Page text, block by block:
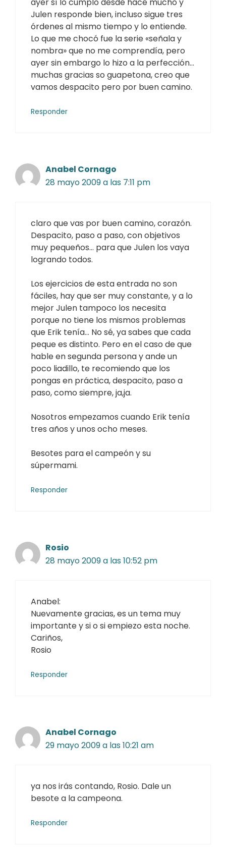
Julen responde bien, incluso sigue tres
órdenes al mismo tiempo y lo entiende.
Lo que me chocó fue la serie «señala y
nombra» que no me comprendía, pero
ayer sin embargo lo hizo a la perfección…
muchas gracias so guapetona, creo que
vamos despacito pero por buen camino.
Responder
Anabel Cornago
28 mayo 2009 a las 7:11 pm
claro que vas por buen camino, corazón.
Despacito, paso a paso, con objetivos
muy pequeños… para que Julen los vaya
logrando todos.
Los ejercicios de esta entrada no son
fáciles, hay que ser muy constante, y a lo
mejor Julen tampoco los necesita
porque no tiene los mismos problemas
que Erik tenía… No sé, ya sabes que cada
peque es distinto. Pero en el caso de que
hable en segunda persona y ande un
poco liadillo, te recomiendo que los
pongas en práctica, despacito, paso a
paso, como siempre, ja,ja.
Nosotros empezamos cuando Erik tenía
tres años y unos ocho meses.
Besotes para el campeón y su
súpermami.
Responder
Rosio
28 mayo 2009 a las 10:52 pm
Anabel:
Nuevamente gracias, es un tema muy
importante y si o si empiezo esta noche.
Cariños,
Rosio
Responder
Anabel Cornago
29 mayo 2009 a las 10:21 am
ya nos irás contando, Rosio. Dale un
besote a la campeona.
Responder